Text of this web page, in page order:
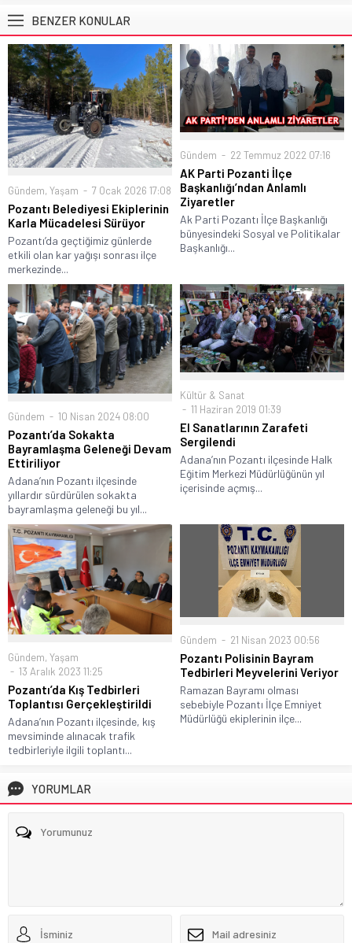
BENZER KONULAR
Gündem, Yaşam 7 Ocak 2026 17:08
Pozantı Belediyesi Ekiplerinin
Karla Mücadelesi Sürüyor
Pozantı’da geçtiğimiz günlerde
etkili olan kar yağışı sonrası ilçe
merkezinde...
Gündem 22 Temmuz 2022 07:16
AK Parti Pozanti İlçe
Başkanlığı’ndan Anlamlı
Ziyaretler
Ak Parti Pozantı İlçe Başkanlığı
bünyesindeki Sosyal ve Politikalar
Başkanlığı...
Gündem 10 Nisan 2024 08:00
Pozantı’da Sokakta
Bayramlaşma Geleneği Devam
Ettiriliyor
Adana’nın Pozantı ilçesinde
yıllardır sürdürülen sokakta
bayramlaşma geleneği bu yıl...
Kültür & Sanat
11 Haziran 2019 01:39
El Sanatlarının Zarafeti
Sergilendi
Adana’nın Pozantı ilçesinde Halk
Eğitim Merkezi Müdürlüğünün yıl
içerisinde açmış...
Gündem, Yaşam
13 Aralık 2023 11:25
Pozantı’da Kış Tedbirleri
Toplantısı Gerçekleştirildi
Adana’nın Pozantı ilçesinde, kış
mevsiminde alınacak trafik
tedbirleriyle ilgili toplantı...
Gündem 21 Nisan 2023 00:56
Pozantı Polisinin Bayram
Tedbirleri Meyvelerini Veriyor
Ramazan Bayramı olması
sebebiyle Pozantı İlçe Emniyet
Müdürlüğü ekiplerinin ilçe...
YORUMLAR